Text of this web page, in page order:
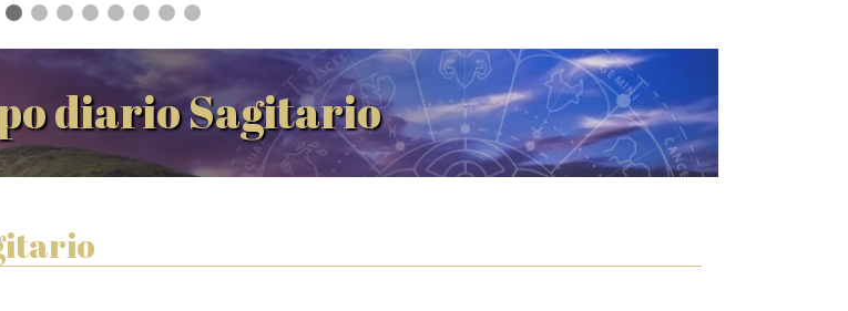
diario Sagitario